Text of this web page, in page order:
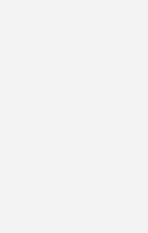
kWh türkisfarbenem
sind. Dazu
allerdings kann
günstiger ist die
es
Pyrolyse. Bei der
als CO
gelagert (CCS,
werden. Hier ist
fällt als